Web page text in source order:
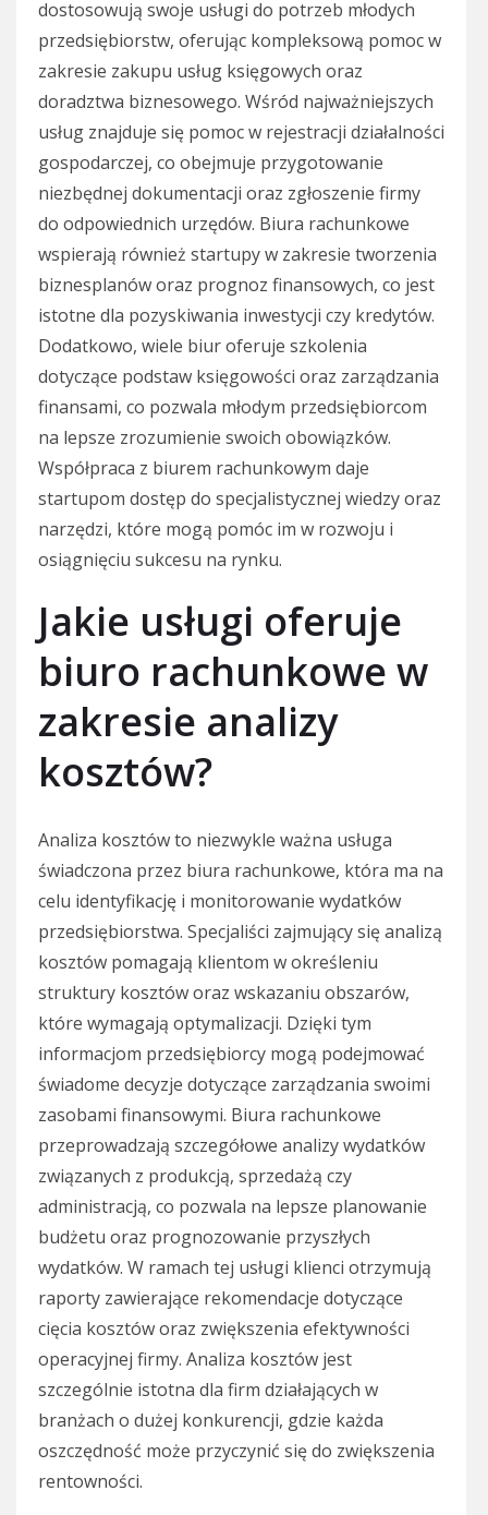
dostosowują swoje usługi do potrzeb młodych
przedsiębiorstw, oferując kompleksową pomoc w
zakresie zakupu usług księgowych oraz
doradztwa biznesowego. Wśród najważniejszych
usług znajduje się pomoc w rejestracji działalności
gospodarczej, co obejmuje przygotowanie
niezbędnej dokumentacji oraz zgłoszenie firmy
do odpowiednich urzędów. Biura rachunkowe
wspierają również startupy w zakresie tworzenia
biznesplanów oraz prognoz finansowych, co jest
istotne dla pozyskiwania inwestycji czy kredytów.
Dodatkowo, wiele biur oferuje szkolenia
dotyczące podstaw księgowości oraz zarządzania
finansami, co pozwala młodym przedsiębiorcom
na lepsze zrozumienie swoich obowiązków.
Współpraca z biurem rachunkowym daje
startupom dostęp do specjalistycznej wiedzy oraz
narzędzi, które mogą pomóc im w rozwoju i
osiągnięciu sukcesu na rynku.
Jakie usługi oferuje
biuro rachunkowe w
zakresie analizy
kosztów?
Analiza kosztów to niezwykle ważna usługa
świadczona przez biura rachunkowe, która ma na
celu identyfikację i monitorowanie wydatków
przedsiębiorstwa. Specjaliści zajmujący się analizą
kosztów pomagają klientom w określeniu
struktury kosztów oraz wskazaniu obszarów,
które wymagają optymalizacji. Dzięki tym
informacjom przedsiębiorcy mogą podejmować
świadome decyzje dotyczące zarządzania swoimi
zasobami finansowymi. Biura rachunkowe
przeprowadzają szczegółowe analizy wydatków
związanych z produkcją, sprzedażą czy
administracją, co pozwala na lepsze planowanie
budżetu oraz prognozowanie przyszłych
wydatków. W ramach tej usługi klienci otrzymują
raporty zawierające rekomendacje dotyczące
cięcia kosztów oraz zwiększenia efektywności
operacyjnej firmy. Analiza kosztów jest
szczególnie istotna dla firm działających w
branżach o dużej konkurencji, gdzie każda
oszczędność może przyczynić się do zwiększenia
rentowności.